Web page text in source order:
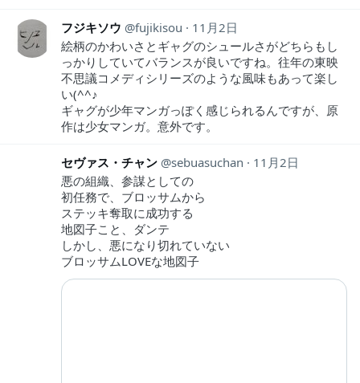
フジキソウ fujikisou
11月2日
絵柄のかわいさとギャグのシュールさがどちらもし
っかりしていてバランスが良いですね。往年の東映
不思議コメディシリーズのような風味もあって楽し
い(^^♪
ギャグが少年マンガっぽく感じられるんですが、原
作は少女マンガ。意外です。
セヴァス・チャン sebuasuchan
11月2日
悪の組織、参謀としての
初任務で、ブロッサムから
ステッキ奪取に成功する
地図子こと、ダンテ
しかし、悪になり切れていない
ブロッサムLOVEな地図子